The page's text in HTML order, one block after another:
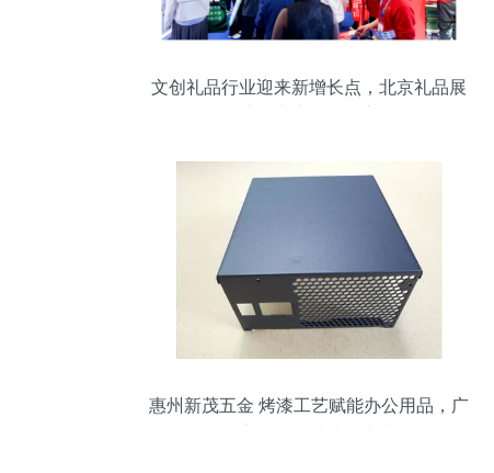
文创礼品行业迎来新增长点，北京礼品展
惠州新茂五金 烤漆工艺赋能办公用品，广